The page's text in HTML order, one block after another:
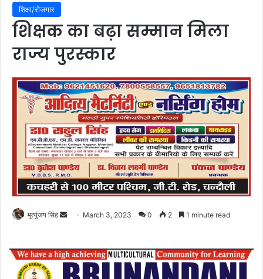
शिक्षा/रोजगार
शिक्षक का बढ़ा सम्मान मिला
राज्य पुरस्कार
मृत्युंजय सिंह
Send March 3, 2023 0 2 1 minute read